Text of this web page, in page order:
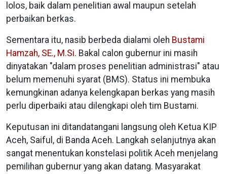
lolos, baik dalam penelitian awal maupun setelah
perbaikan berkas.
Sementara itu, nasib berbeda dialami oleh Bustami
Hamzah, SE., M.Si. Bakal calon gubernur ini masih
dinyatakan "dalam proses penelitian administrasi" atau
belum memenuhi syarat (BMS). Status ini membuka
kemungkinan adanya kelengkapan berkas yang masih
perlu diperbaiki atau dilengkapi oleh tim Bustami.
Keputusan ini ditandatangani langsung oleh Ketua KIP
Aceh, Saiful, di Banda Aceh. Langkah selanjutnya akan
sangat menentukan konstelasi politik Aceh menjelang
pemilihan gubernur yang akan datang. Masyarakat